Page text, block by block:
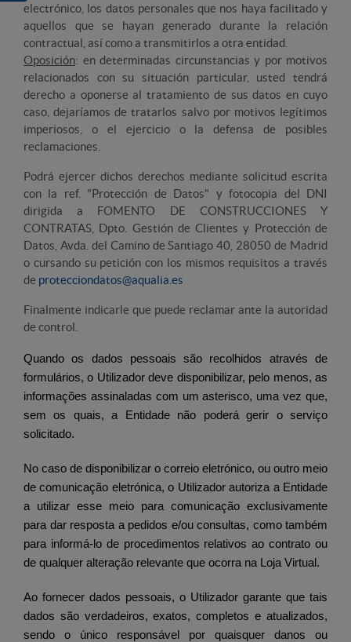
electrónico, los datos personales que nos haya facilitado y
aquellos que se hayan generado durante la relación
contractual, así como a transmitirlos a otra entidad.
Oposición: en determinadas circunstancias y por motivos
relacionados con su situación particular, usted tendrá
derecho a oponerse al tratamiento de sus datos en cuyo
caso, dejaríamos de tratarlos salvo por motivos legítimos
imperiosos, o el ejercicio o la defensa de posibles
reclamaciones.
Podrá ejercer dichos derechos mediante solicitud escrita
con la ref. "Protección de Datos" y fotocopia del DNI
dirigida a FOMENTO DE CONSTRUCCIONES Y
CONTRATAS, Dpto. Gestión de Clientes y Protección de
Datos, Avda. del Camino de Santiago 40, 28050 de Madrid
o cursando su petición con los mismos requisitos a través
de protecciondatos@aqualia.es
Finalmente indicarle que puede reclamar ante la autoridad
de control.
Quando os dados pessoais são recolhidos através de
formulários, o Utilizador deve disponibilizar, pelo menos, as
informações assinaladas com um asterisco, uma vez que,
sem os quais, a Entidade não poderá gerir o serviço
solicitado.
No caso de disponibilizar o correio eletrónico, ou outro meio
de comunicação eletrónica, o Utilizador autoriza a Entidade
a utilizar esse meio para comunicação exclusivamente
para dar resposta a pedidos e/ou consultas, como também
para informá-lo de procedimentos relativos ao contrato ou
de qualquer alteração relevante que ocorra na Loja Virtual.
Ao fornecer dados pessoais, o Utilizador garante que tais
dados são verdadeiros, exatos, completos e atualizados,
sendo o único responsável por quaisquer danos ou